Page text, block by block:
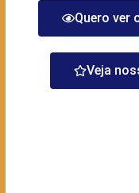
Quero ver
Veja